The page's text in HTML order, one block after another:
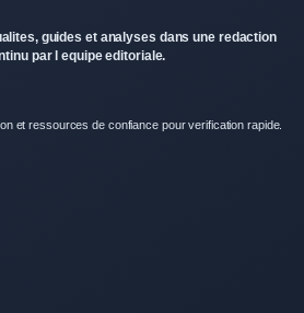
guides et analyses dans une redaction
par l equipe editoriale.
et ressources de confiance pour verification rapide.